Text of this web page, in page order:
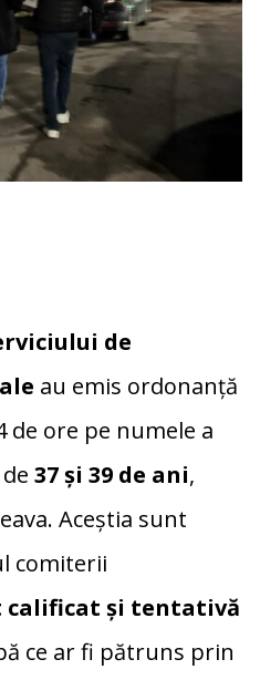
de
au emis ordonanță
ore pe numele a
37 și 39 de ani,
Aceștia sunt
comiterii
și tentativă
ce ar fi pătruns prin